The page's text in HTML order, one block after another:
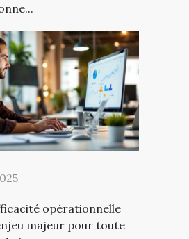
opérationnelle
majeur pour toute